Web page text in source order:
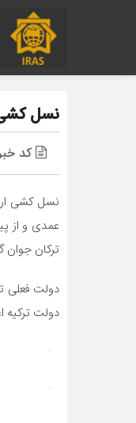
نسل کشی
کد خبر :
ترکان
دولت فعلی
دولت